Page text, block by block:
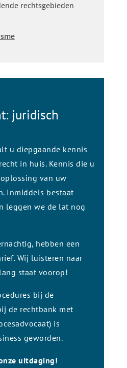
rechtsgebieden
juridisch
u diepgaande kennis
in huis. Kennis die u
van uw
Inmiddels bestaat
leggen we de lat nog
hebben een
Wij luisteren naar
staat voorop!
bij de
de rechtbank met
is
geworden.
uitdaging!